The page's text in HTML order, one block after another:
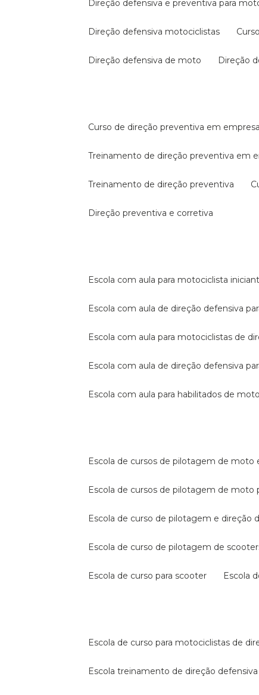
direção defensiva e preventiva para
direção defensiva motociclistas
direção defensiva de moto direção
curso de direção preventiva em empresa
treinamento de direção preventiva em
treinamento de direção preventiva
direção preventiva e corretiva
escola com aula para motociclista
escola com aula de direção defensiva
escola com aula para motociclistas de
escola com aula de direção defensiva
escola com aula para habilitados de moto
escola de cursos de pilotagem de
escola de cursos de pilotagem de moto
escola de curso de pilotagem e direção
escola de curso de pilotagem de
escola de curso para scooter escola
escola de curso para motociclistas de
escola treinamento de direção